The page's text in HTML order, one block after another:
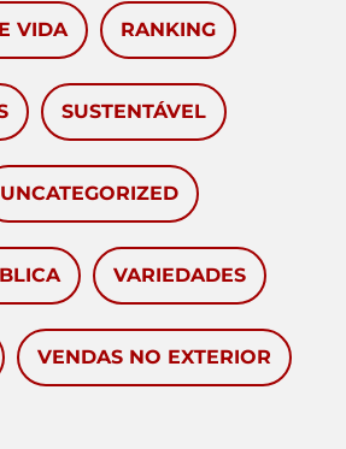
VIDA RANKING
SUSTENTÁVEL
UNCATEGORIZED
VARIEDADES
VENDAS NO EXTERIOR